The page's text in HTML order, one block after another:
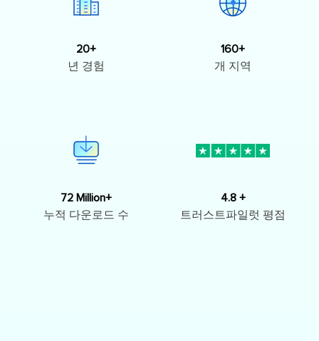
20+
년 경험
160+
개 지역
72 Million+
누적 다운로드 수
4.8 +
트러스트파일럿 평점